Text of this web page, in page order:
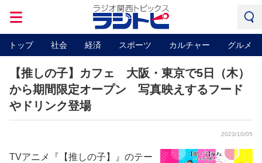
トップ 社会 経済 スポーツ カルチャー グルメ
【推しの子】カフェ 大阪・東京で5日（木）
から期間限定オープン 写真映えするフード
やドリンク登場
2023/10/05
TVアニメ『【推しの子】』のテー